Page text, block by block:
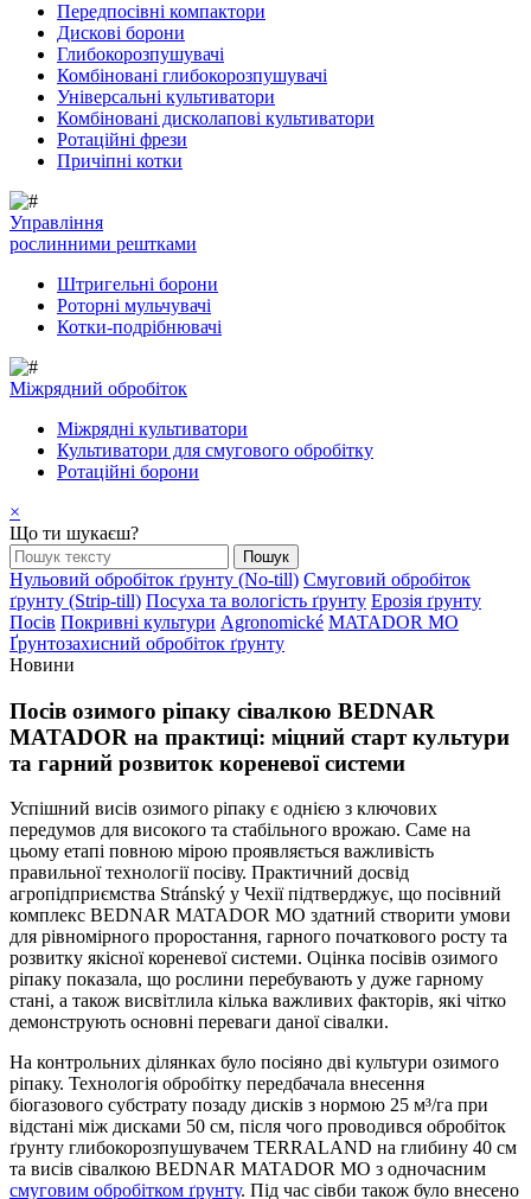
Передпосівні компактори
Дискові борони
Глибокорозпушувачі
Комбіновані глибокорозпушувачі
Універсальні культиватори
Комбіновані дисколапові культиватори
Ротаційні фрези
Причіпні котки
Управління
рослинними рештками
Штригельні борони
Pоторні мульчувачі
Котки-подрібнювачі
Mіжрядний обробіток
Міжрядні культиватори
Культиватори для смугового обробітку
Ротаційні борони
×
Що ти шукаєш?
Нульовий обробіток ґрунту (No-till) Смуговий обробіток
ґрунту (Strip-till) Посуха та вологість ґрунту Ерозія ґрунту
Посів Покривні культури Agronomické MATADOR MO
Ґрунтозахисний обробіток ґрунту
Новини
Посів озимого ріпаку сівалкою BEDNAR
MATADOR на практиці: міцний старт культури
та гарний розвиток кореневої системи
Успішний висів озимого ріпаку є однією з ключових
передумов для високого та стабільного врожаю. Саме на
цьому етапі повною мірою проявляється важливість
правильної технології посіву. Практичний досвід
агропідприємства Stránský у Чехії підтверджує, що посівний
комплекс BEDNAR MATADOR MO здатний створити умови
для рівномірного проростання, гарного початкового росту та
розвитку якісної кореневої системи. Оцінка посівів озимого
ріпаку показала, що рослини перебувають у дуже гарному
стані, а також висвітлила кілька важливих факторів, які чітко
демонструють основні переваги даної сівалки.
На контрольних ділянках було посіяно дві культури озимого
ріпаку. Технологія обробітку передбачала внесення
біогазового субстрату позаду дисків з нормою 25 м³/га при
відстані між дисками 50 см, після чого проводився обробіток
ґрунту глибокорозпушувачем TERRALAND на глибину 40 см
та висів сівалкою BEDNAR MATADOR MO з одночасним
смуговим обробітком ґрунту. Під час сівби також було внесено